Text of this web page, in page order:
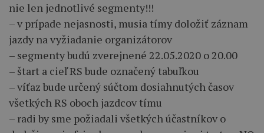
nie len jednotlivé segmenty!!!
– v prípade nejasnosti, musia tímy doložiť záznam
jazdy na vyžiadanie organizátorov
– segmenty budú zverejnené 22.05.2020 o 20.00
– štart a cieľ RS bude označený tabuľkou
– víťaz bude určený súčtom dosiahnutých časov
všetkých RS oboch jazdcov tímu
– radi by sme požiadali všetkých účastníkov o